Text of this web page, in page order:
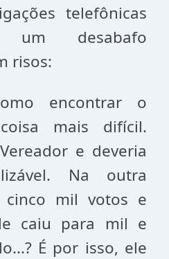
telefônicas
desabafo
risos:
encontrar o
mais difícil.
e deveria
Na outra
cinco mil votos e
caiu para mil e
É por isso, ele